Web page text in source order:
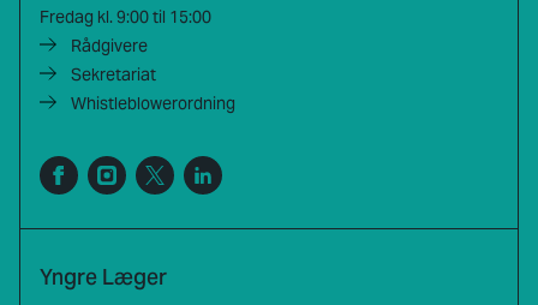
Fredag kl. 9:00 til 15:00
Rådgivere
Sekretariat
Whistleblowerordning
Yngre Læger